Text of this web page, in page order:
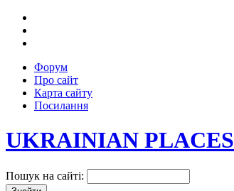
Форум
Про сайт
Карта сайту
Посилання
UKRAINIAN PLACES
Пошук на сайті: